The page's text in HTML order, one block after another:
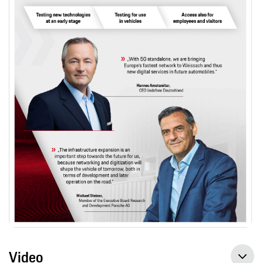
Video